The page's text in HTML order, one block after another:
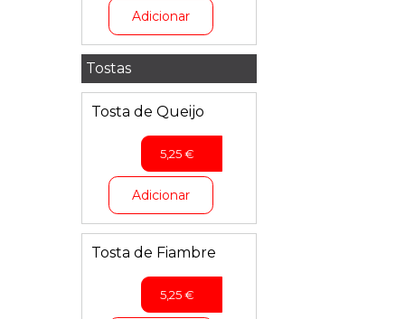
Adicionar
Tostas
Tosta de Queijo
5,25€
Adicionar
Tosta de Fiambre
5,25€